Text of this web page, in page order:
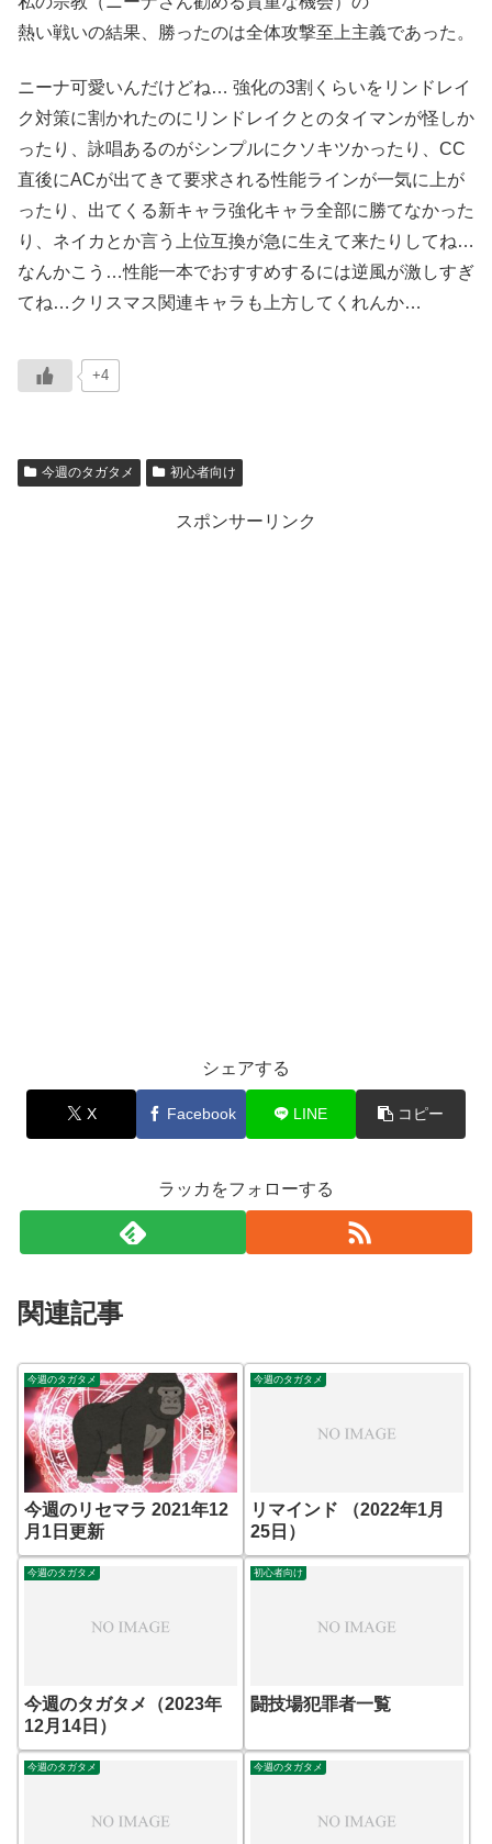
熱い戦いの結果、勝ったのは全体攻撃至上主義であった。
ニーナ可愛いんだけどね… 強化の3割くらいをリンドレイ
ク対策に割かれたのにリンドレイクとのタイマンが怪しか
ったり、詠唱あるのがシンプルにクソキツかったり、CC
直後にACが出てきて要求される性能ラインが一気に上が
ったり、出てくる新キャラ強化キャラ全部に勝てなかった
り、ネイカとか言う上位互換が急に生えて来たりしてね…
なんかこう…性能一本でおすすめするには逆風が激しすぎ
てね…クリスマス関連キャラも上方してくれんか…
+4
今週のタガタメ 初心者向け
スポンサーリンク
シェアする
X Facebook LINE コピー
ラッカをフォローする
関連記事
今週のタガタメ
今週のリセマラ 2021年12
月1日更新
今週のタガタメ
リマインド （2022年1月
25日）
今週のタガタメ
今週のタガタメ（2023年
12月14日）
初心者向け
闘技場犯罪者一覧
今週のタガタメ 今週のタガタメ